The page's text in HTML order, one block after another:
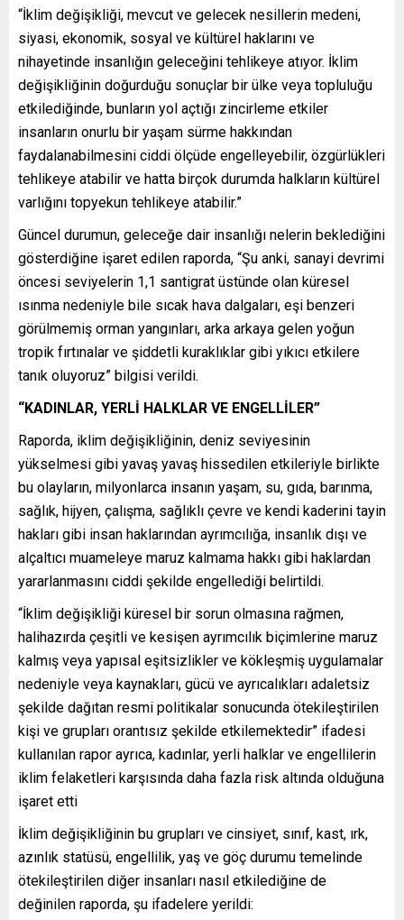
“İklim değişikliği, mevcut ve gelecek nesillerin medeni,
siyasi, ekonomik, sosyal ve kültürel haklarını ve
nihayetinde insanlığın geleceğini tehlikeye atıyor. İklim
değişikliğinin doğurduğu sonuçlar bir ülke veya topluluğu
etkilediğinde, bunların yol açtığı zincirleme etkiler
insanların onurlu bir yaşam sürme hakkından
faydalanabilmesini ciddi ölçüde engelleyebilir, özgürlükleri
tehlikeye atabilir ve hatta birçok durumda halkların kültürel
varlığını topyekun tehlikeye atabilir.”
Güncel durumun, geleceğe dair insanlığı nelerin beklediğini
gösterdiğine işaret edilen raporda, “Şu anki, sanayi devrimi
öncesi seviyelerin 1,1 santigrat üstünde olan küresel
ısınma nedeniyle bile sıcak hava dalgaları, eşi benzeri
görülmemiş orman yangınları, arka arkaya gelen yoğun
tropik fırtınalar ve şiddetli kuraklıklar gibi yıkıcı etkilere
tanık oluyoruz” bilgisi verildi.
“KADINLAR, YERLİ HALKLAR VE ENGELLİLER”
Raporda, iklim değişikliğinin, deniz seviyesinin
yükselmesi gibi yavaş yavaş hissedilen etkileriyle birlikte
bu olayların, milyonlarca insanın yaşam, su, gıda, barınma,
sağlık, hijyen, çalışma, sağlıklı çevre ve kendi kaderini tayin
hakları gibi insan haklarından ayrımcılığa, insanlık dışı ve
alçaltıcı muameleye maruz kalmama hakkı gibi haklardan
yararlanmasını ciddi şekilde engellediği belirtildi.
“İklim değişikliği küresel bir sorun olmasına rağmen,
halihazırda çeşitli ve kesişen ayrımcılık biçimlerine maruz
kalmış veya yapısal eşitsizlikler ve kökleşmiş uygulamalar
nedeniyle veya kaynakları, gücü ve ayrıcalıkları adaletsiz
şekilde dağıtan resmi politikalar sonucunda ötekileştirilen
kişi ve grupları orantısız şekilde etkilemektedir” ifadesi
kullanılan rapor ayrıca, kadınlar, yerli halklar ve engellilerin
iklim felaketleri karşısında daha fazla risk altında olduğuna
işaret etti
İklim değişikliğinin bu grupları ve cinsiyet, sınıf, kast, ırk,
azınlık statüsü, engellilik, yaş ve göç durumu temelinde
ötekileştirilen diğer insanları nasıl etkilediğine de
değinilen raporda, şu ifadelere yerildi: